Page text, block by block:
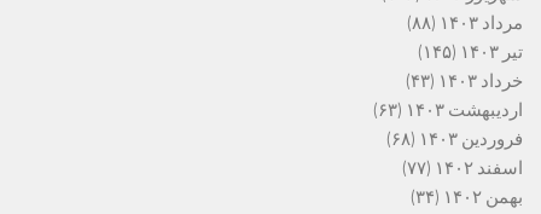
مرداد ۱۴۰۳
(۸۸)
تیر ۱۴۰۳
(۱۴۵)
خرداد ۱۴۰۳
(۴۳)
اردیبهشت ۱۴۰۳
(۶۳)
فروردین ۱۴۰۳
(۶۸)
اسفند ۱۴۰۲
(۷۷)
بهمن ۱۴۰۲
(۳۴)